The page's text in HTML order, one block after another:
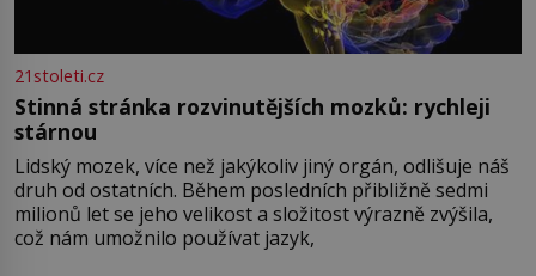
21stoleti.cz
Stinná stránka rozvinutějších mozků: rychleji
stárnou
Lidský mozek, více než jakýkoliv jiný orgán, odlišuje náš
druh od ostatních. Během posledních přibližně sedmi
milionů let se jeho velikost a složitost výrazně zvýšila,
což nám umožnilo používat jazyk,